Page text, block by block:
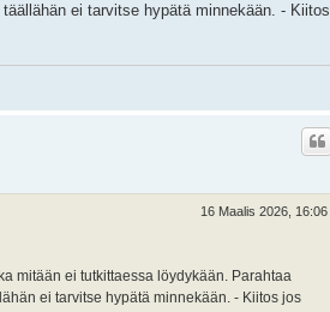
ei tarvitse hypätä minnekään. - Kiitos
16 Maalis 2026, 16:06
mitään ei tutkittaessa löydykään. Parahtaa
ei tarvitse hypätä minnekään. - Kiitos jos